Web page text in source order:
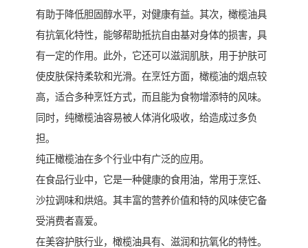
有助于降低胆固醇水平，对健康有益。其次，橄榄油具
有抗氧化特性，能够帮助抵抗自由基对身体的损害，具
有一定的作用。此外，它还可以滋润肌肤，用于护肤可
使皮肤保持柔软和光滑。在烹饪方面，橄榄油的烟点较
高，适合多种烹饪方式，而且能为食物增添特的风味。
同时，纯橄榄油容易被人体消化吸收，给造成过多负
担。
纯正橄榄油在多个行业中有广泛的应用。
在食品行业中，它是一种健康的食用油，常用于烹饪、
沙拉调味和烘焙。其丰富的营养价值和特的风味使它备
受消费者喜爱。
在美容护肤行业，橄榄油具有、滋润和抗氧化的特性。